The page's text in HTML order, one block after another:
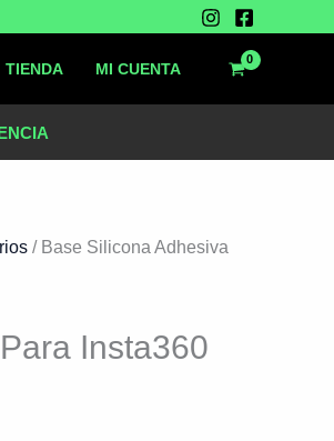
TIENDA MI CUENTA
/ Base Silicona Adhesiva
Insta360